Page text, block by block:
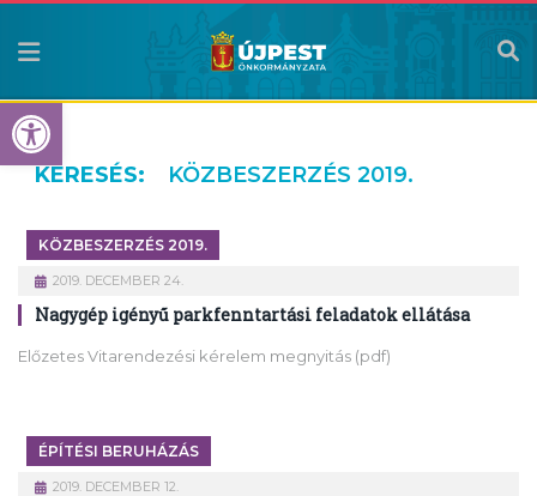
Eszköztár megnyitása
KERESÉS: KÖZBESZERZÉS 2019.
KÖZBESZERZÉS 2019.
2019. DECEMBER 24.
Nagygép igényű parkfenntartási feladatok ellátása
Előzetes Vitarendezési kérelem megnyitás (pdf)
ÉPÍTÉSI BERUHÁZÁS
2019. DECEMBER 12.